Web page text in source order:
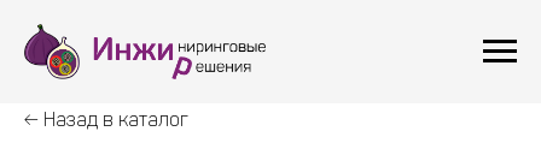
← Назад в каталог